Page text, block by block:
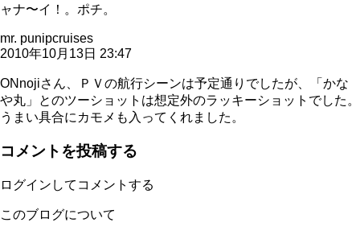
ャナ〜イ！。ポチ。
mr. punipcruises
2010年10月13日 23:47
ONnojiさん、ＰＶの航行シーンは予定通りでしたが、「かな
や丸」とのツーショットは想定外のラッキーショットでした。
うまい具合にカモメも入ってくれました。
コメントを投稿する
ログインしてコメントする
このブログについて